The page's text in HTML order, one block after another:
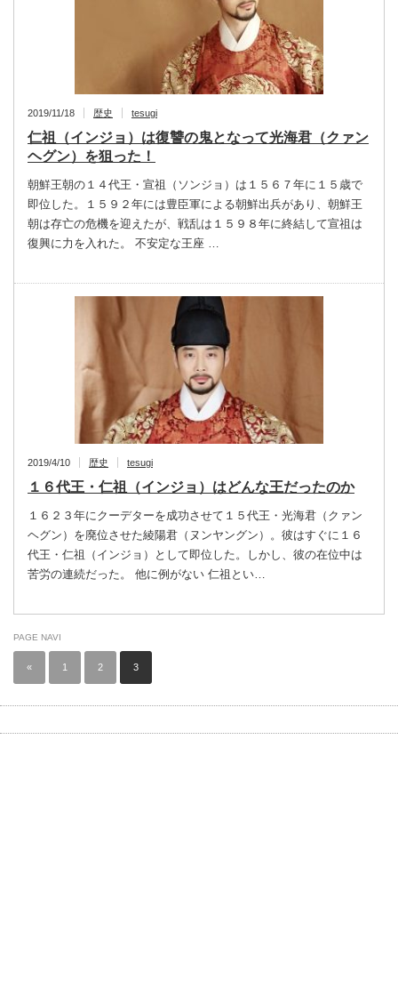
2019/11/18 歴史 tesugi
仁祖（インジョ）は復讐の鬼となって光海君（クァン
ヘグン）を狙った！
朝鮮王朝の１４代王・宣祖（ソンジョ）は１５６７年に１５歳で
即位した。１５９２年には豊臣軍による朝鮮出兵があり、朝鮮王
朝は存亡の危機を迎えたが、戦乱は１５９８年に終結して宣祖は
復興に力を入れた。 不安定な王座 …
2019/4/10 歴史 tesugi
１６代王・仁祖（インジョ）はどんな王だったのか
１６２３年にクーデターを成功させて１５代王・光海君（クァン
ヘグン）を廃位させた綾陽君（ヌンヤングン）。彼はすぐに１６
代王・仁祖（インジョ）として即位した。しかし、彼の在位中は
苦労の連続だった。 他に例がない 仁祖とい…
PAGE NAVI
« 1 2 3